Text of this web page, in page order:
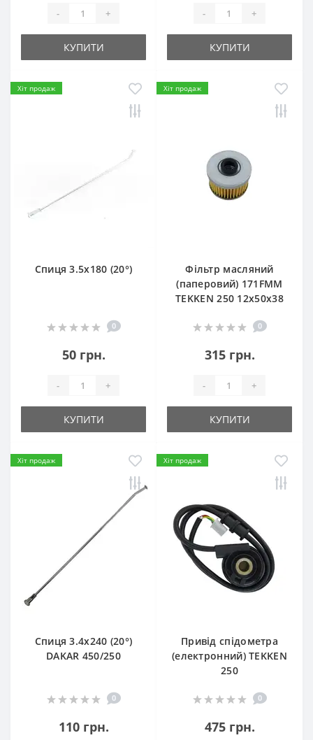
- +
КУПИТИ
- +
КУПИТИ
Хіт продаж
Спиця 3.5х180 (20°)
0
50 грн.
- +
КУПИТИ
Хіт продаж
Фільтр масляний
(паперовий) 171FMM
TEKKEN 250 12х50х38
0
315 грн.
- +
КУПИТИ
Хіт продаж
Спиця 3.4х240 (20°)
DAKAR 450/250
0
110 грн.
Хіт продаж
Привід спідометра
(електронний) TEKKEN
250
0
475 грн.